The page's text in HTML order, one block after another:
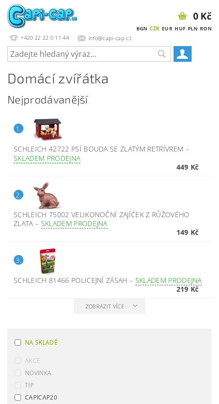
+420 22 22 0 11 44 info@capi-cap.cz
BGN CZK EUR HUF PLN RON
0 Kč
Domácí zvířátka
Nejprodávanější
1.
SCHLEICH 42722 PSÍ BOUDA SE ZLATÝM RETRÍVREM –
SKLADEM PRODEJNA
449 Kč
2.
SCHLEICH 75002 VELIKONOČNÍ ZAJÍČEK Z RŮŽOVÉHO
ZLATA– SKLADEM PRODEJNA
149 Kč
3.
SCHLEICH 81466 POLICEJNÍ ZÁSAH– SKLADEM PRODEJNA
219 Kč
ZOBRAZIT VÍCE
NA SKLADĚ
AKCE
NOVINKA
TIP
CAPICAP20